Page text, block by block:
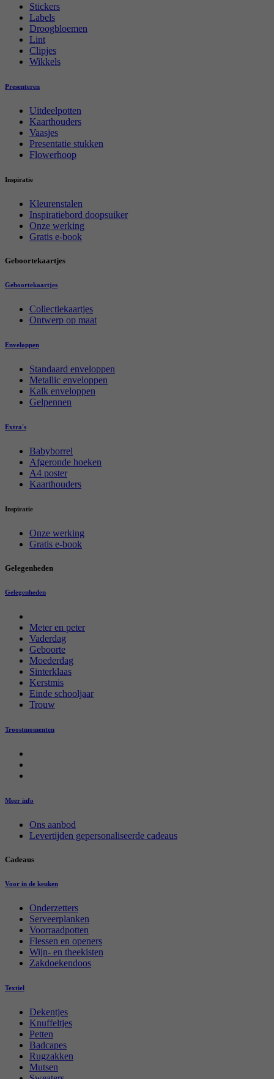
Stickers
Labels
Droogbloemen
Lint
Clipjes
Wikkels
Presenteren
Uitdeelpotten
Kaarthouders
Vaasjes
Presentatie stukken
Flowerhoop
Inspiratie
Kleurenstalen
Inspiratiebord doopsuiker
Onze werking
Gratis e-book
Geboortekaartjes
Geboortekaartjes
Collectiekaartjes
Ontwerp op maat
Enveloppen
Standaard enveloppen
Metallic enveloppen
Kalk enveloppen
Gelpennen
Extra's
Babyborrel
Afgeronde hoeken
A4 poster
Kaarthouders
Inspiratie
Onze werking
Gratis e-book
Gelegenheden
Gelegenheden
Meter en peter
Vaderdag
Geboorte
Moederdag
Sinterklaas
Kerstmis
Einde schooljaar
Trouw
Troostmomenten
Meer info
Ons aanbod
Levertijden gepersonaliseerde cadeaus
Cadeaus
Voor in de keuken
Onderzetters
Serveerplanken
Voorraadpotten
Flessen en openers
Wijn- en theekisten
Zakdoekendoos
Textiel
Dekentjes
Knuffeltjes
Petten
Badcapes
Rugzakken
Mutsen